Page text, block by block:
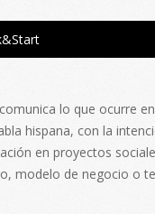
lo que ocurre
hispana, con la
en proyectos
modelo de negocio o